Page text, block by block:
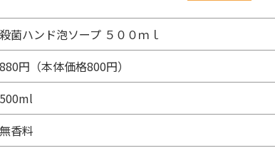
殺菌ハンド泡ソープ ５００ｍｌ
880円（本体価格800円）
500ml
無香料